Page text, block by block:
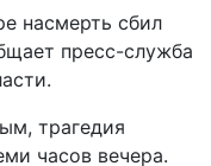
насмерть сбил
пресс-служба
трагедия
часов вечера.